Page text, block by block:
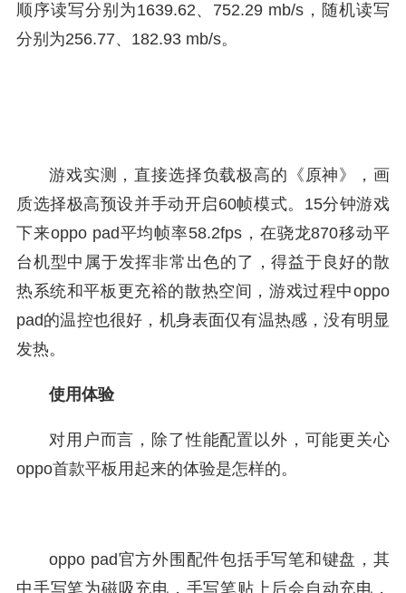
顺序读写分别为1639.62、752.29 mb/s，随机读写
分别为256.77、182.93 mb/s。
游戏实测，直接选择负载极高的《原神》，画
质选择极高预设并手动开启60帧模式。15分钟游戏
下来oppo pad平均帧率58.2fps，在骁龙870移动平
台机型中属于发挥非常出色的了，得益于良好的散
热系统和平板更充裕的散热空间，游戏过程中oppo
pad的温控也很好，机身表面仅有温热感，没有明显
发热。
使用体验
对用户而言，除了性能配置以外，可能更关心
oppo首款平板用起来的体验是怎样的。
oppo pad官方外围配件包括手写笔和键盘，其
中手写笔为磁吸充电，手写笔贴上后会自动充电，